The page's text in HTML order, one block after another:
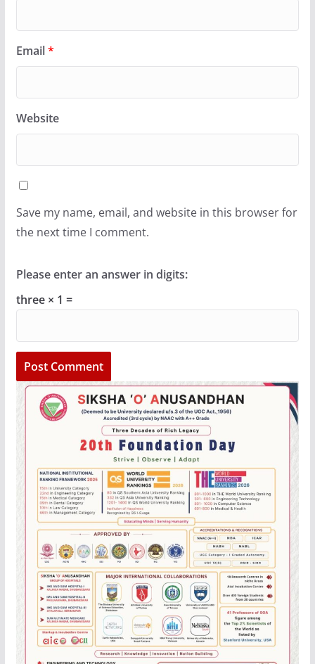
Email*
Website
Save my name, email, and website in this browser for
the next time I comment.
Please enter an answer in digits:
three × 1 =